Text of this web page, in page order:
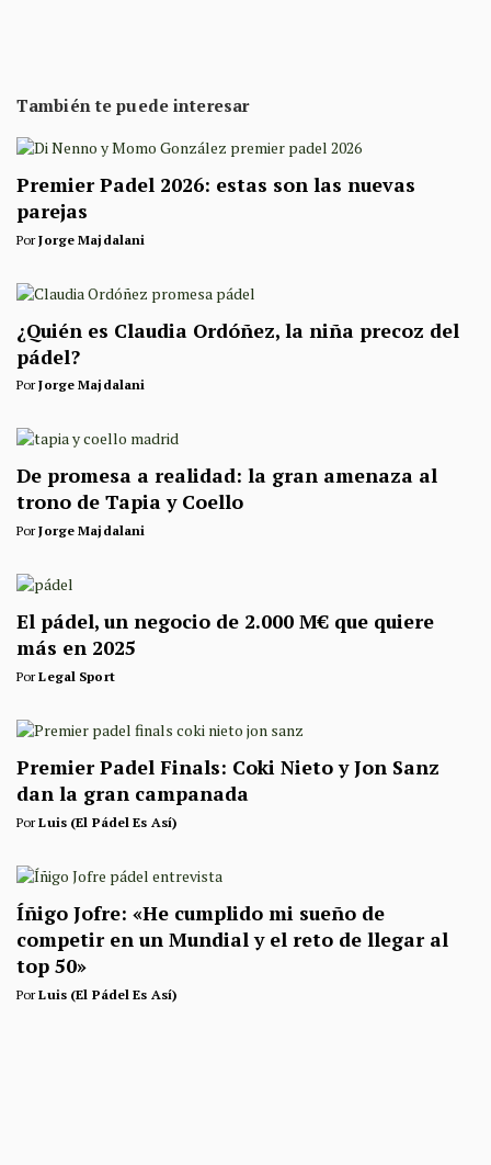
También te puede interesar
Premier Padel 2026: estas son las nuevas
parejas
PorJorge Majdalani
¿Quién es Claudia Ordóñez, la niña precoz del
pádel?
PorJorge Majdalani
De promesa a realidad: la gran amenaza al
trono de Tapia y Coello
PorJorge Majdalani
El pádel, un negocio de 2.000 M€ que quiere
más en 2025
PorLegal Sport
Premier Padel Finals: Coki Nieto y Jon Sanz
dan la gran campanada
PorLuis (El Pádel Es Así)
Íñigo Jofre: «He cumplido mi sueño de
competir en un Mundial y el reto de llegar al
top 50»
PorLuis (El Pádel Es Así)